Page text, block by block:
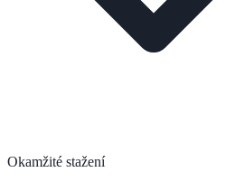
Okamžité stažení